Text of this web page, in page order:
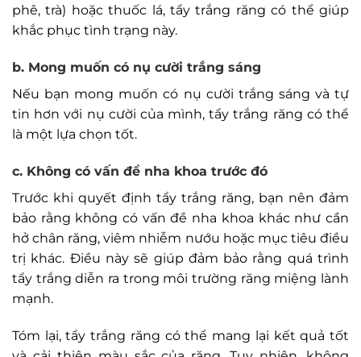
phê, trà) hoặc thuốc lá, tẩy trắng răng có thể giúp
khắc phục tình trạng này.
b. Mong muốn có nụ cười trắng sáng
Nếu bạn mong muốn có nụ cười trắng sáng và tự
tin hơn với nụ cười của mình, tẩy trắng răng có thể
là một lựa chọn tốt.
c. Không có vấn đề nha khoa trước đó
Trước khi quyết định tẩy trắng răng, bạn nên đảm
bảo rằng không có vấn đề nha khoa khác như cần
hở chân răng, viêm nhiễm nướu hoặc mục tiêu điều
trị khác. Điều này sẽ giúp đảm bảo rằng quá trình
tẩy trắng diễn ra trong môi trường răng miệng lành
mạnh.
Tóm lại, tẩy trắng răng có thể mang lại kết quả tốt